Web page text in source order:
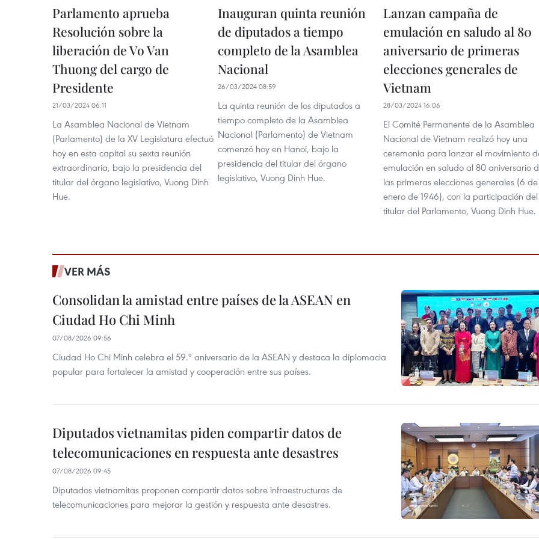
Parlamento aprueba
Resolución sobre la
liberación de Vo Van
Thuong del cargo de
Presidente
21/03/2024 06:11
La Asamblea Nacional de Vietnam
(Parlamento) de la XV Legislatura efectuó
hoy en esta capital su sexta reunión
extraordinaria, bajo la presidencia del
titular del órgano legislativo, Vuong Dinh
Hue.
Inauguran quinta reunión
de diputados a tiempo
completo de la Asamblea
Nacional
26/03/2024 08:59
La quinta reunión de los diputados a
tiempo completo de la Asamblea
Nacional (Parlamento) de Vietnam
comenzó hoy en Hanoi, bajo la
presidencia del titular del órgano
legislativo, Vuong Dinh Hue.
Lanzan campaña de
emulación en saludo al 80
aniversario de primeras
elecciones generales de
Vietnam
28/03/2024 16:06
El Comité Permanente de la Asamblea
Nacional de Vietnam realizó hoy una
ceremonia para lanzar el movimiento
emulación en saludo al 80 aniversario
las primeras elecciones generales (6 de
enero de 1946), con la participación del
titular del Parlamento, Vuong Dinh Hue.
VER MÁS
Consolidan la amistad entre países de la ASEAN en
Ciudad Ho Chi Minh
07/08/2026 09:56
Ciudad Ho Chi Minh celebra el 59.º aniversario de la ASEAN y destaca la diplomacia
popular para fortalecer la amistad y cooperación entre sus países.
Diputados vietnamitas piden compartir datos de
telecomunicaciones en respuesta ante desastres
07/08/2026 09:45
Diputados vietnamitas proponen compartir datos sobre infraestructuras de
telecomunicaciones para mejorar la gestión y respuesta ante desastres.